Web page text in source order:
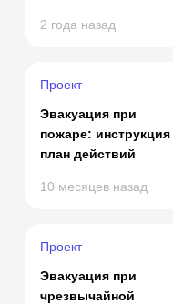
2 года назад
Проект
Эвакуация при
пожаре: инструкция
план действий
10 месяцев назад
Проект
Эвакуация при
чрезвычайной